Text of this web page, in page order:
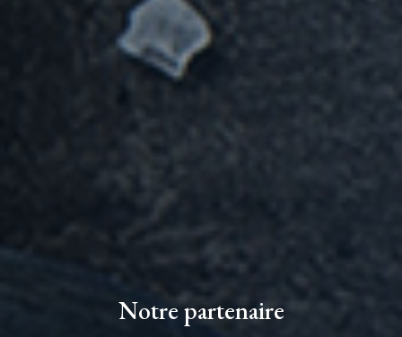
Notre partenaire